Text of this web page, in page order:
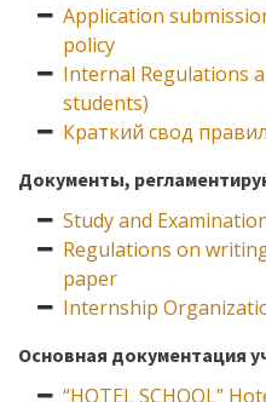
Application
policy
Internal Regulations
students)
Краткий свод
Документы,
Study and
Regulations on
paper
Internship
Основная документация
“HOTEL SCHOOL”